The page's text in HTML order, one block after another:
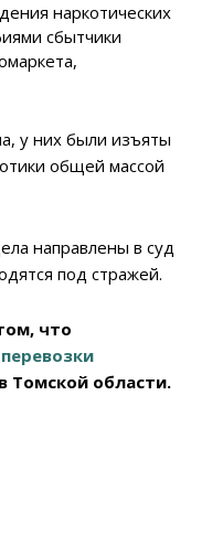
наркотических
сбытчики
у них были изъяты
общей массой
направлены в суд
под стражей.
что
перевозки
Томской области.